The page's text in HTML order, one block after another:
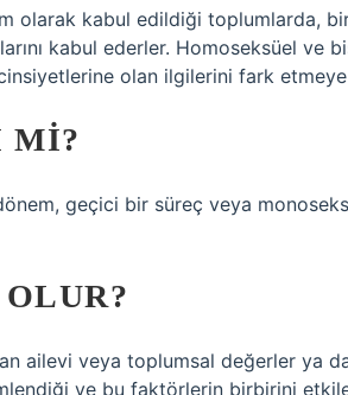
olarak kabul edildiği toplumlarda,
kabul ederler. Homoseksüel ve
olan ilgilerini fark
MI?
geçici bir süreç veya
ailevi veya toplumsal değerler ya
ve bu faktörlerin birbirini